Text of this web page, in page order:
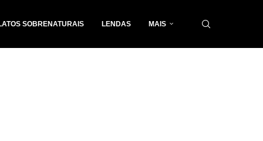
SOBRENATURAIS LENDAS MAIS